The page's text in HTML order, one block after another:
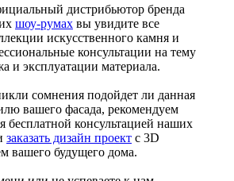
дистрибьютор бренда
шоу-румах вы увидите все
искусственного камня и
консультации на тему
и эксплуатации материала.
сомнения подойдет ли данная
вашего фасада, рекомендуем
бесплатной консультацией наших
заказать дизайн проект с 3D
вашего будущего дома.